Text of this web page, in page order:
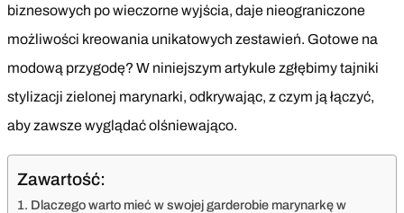
biznesowych po wieczorne wyjścia, daje nieograniczone
możliwości kreowania unikatowych zestawień. Gotowe na
modową przygodę? W niniejszym artykule zgłębimy tajniki
stylizacji zielonej marynarki, odkrywając, z czym ją łączyć,
aby zawsze wyglądać olśniewająco.
Zawartość:
Dlaczego warto mieć w swojej garderobie marynarkę w